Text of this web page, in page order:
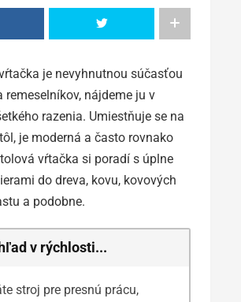
je nevyhnutnou súčasťou
remeselníkov, nájdeme ju v
razenia. Umiestňuje se na
je moderná a často rovnako
vŕtačka si poradí s úplne
do dreva, kovu, kovových
a podobne.
v rýchlosti...
stroj pre presnú prácu,